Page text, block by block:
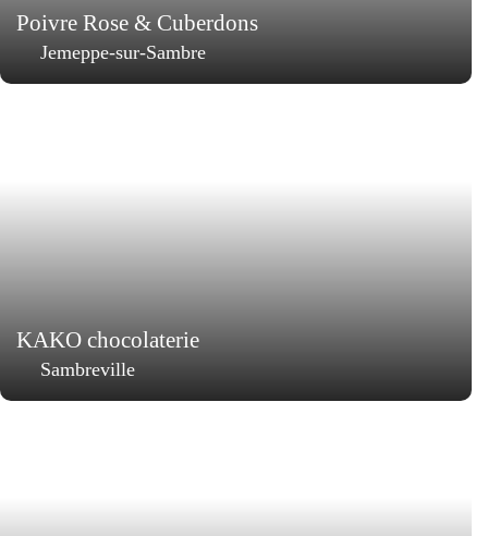
Poivre Rose & Cuberdons
Jemeppe-sur-Sambre
KAKO chocolaterie
Sambreville